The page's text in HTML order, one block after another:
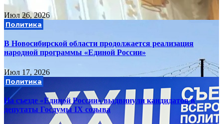
Июл 26, 2026
Политика
В Новосибирской области продолжается реализация
народной программы «Единой России»
Июл 17, 2026
Политика
На съезде «Единой России» выдвинули кандидатов в
депутаты Госдумы IX созыва